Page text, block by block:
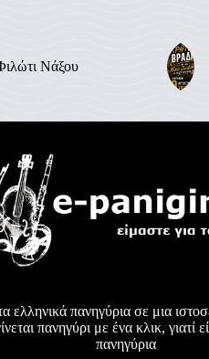
Νάξου
ελληνικά πανηγύρια σε μια
πανηγύρι με ένα κλικ, γιατί
πανηγύρια